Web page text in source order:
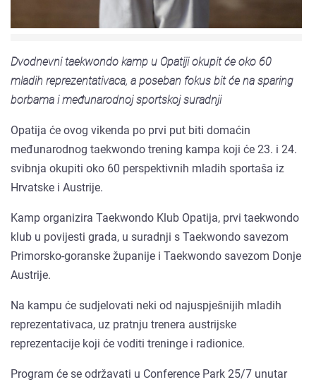
Dvodnevni taekwondo kamp u Opatiji okupit će oko 60
mladih reprezentativaca, a poseban fokus bit će na sparing
borbama i međunarodnoj sportskoj suradnji
Opatija će ovog vikenda po prvi put biti domaćin
međunarodnog taekwondo trening kampa koji će 23. i 24.
svibnja okupiti oko 60 perspektivnih mladih sportaša iz
Hrvatske i Austrije.
Kamp organizira Taekwondo Klub Opatija, prvi taekwondo
klub u povijesti grada, u suradnji s Taekwondo savezom
Primorsko-goranske županije i Taekwondo savezom Donje
Austrije.
Na kampu će sudjelovati neki od najuspješnijih mladih
reprezentativaca, uz pratnju trenera austrijske
reprezentacije koji će voditi treninge i radionice.
Program će se održavati u Conference Park 25/7 unutar